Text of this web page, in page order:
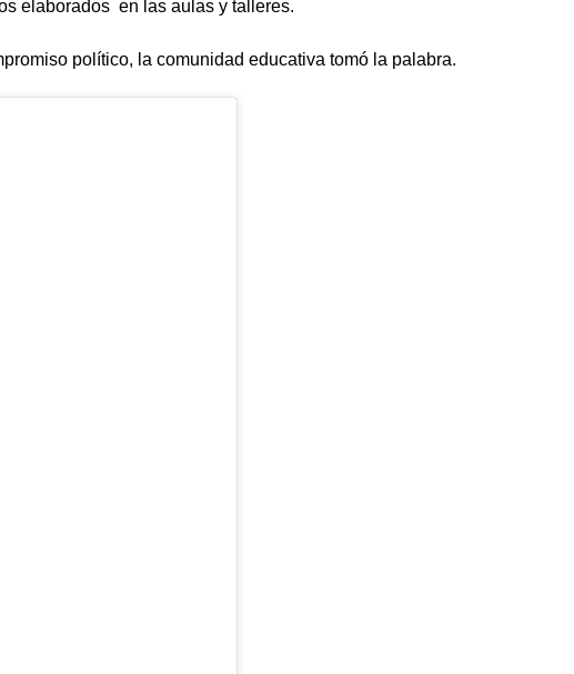
elaborados en las aulas y talleres.
político, la comunidad educativa tomó la palabra.